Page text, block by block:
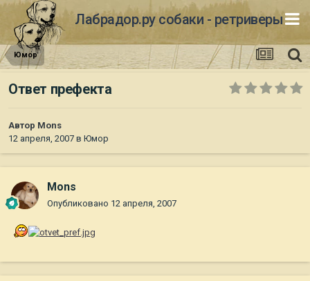
Лабрадор.ру собаки - ретриверы
Юмор
Ответ префекта
Автор Mons
12 апреля, 2007 в Юмор
Mons
Опубликовано 12 апреля, 2007